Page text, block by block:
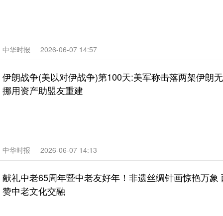
中华时报 2026-06-07 14:57
伊朗战争(美以对伊战争)第100天:美军称击落两架伊朗
挪用资产助盟友重建
中华时报 2026-06-07 14:13
献礼中老65周年暨中老友好年！非遗丝绸针画惊艳万象
赞中老文化交融